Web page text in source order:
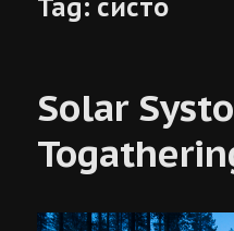
Tag: систо
Solar Systo